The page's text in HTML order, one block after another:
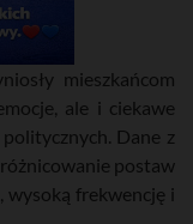
mieszkańcom
ale i ciekawe
Dane z
postaw
wysoką frekwencję i